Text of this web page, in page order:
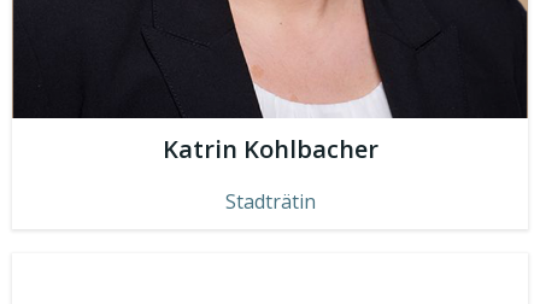
Katrin Kohlbacher
Stadträtin